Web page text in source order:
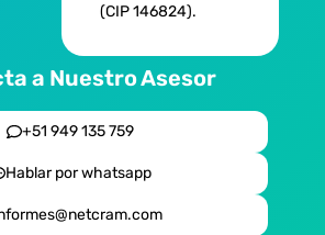
(CIP 146824).
a Nuestro Asesor
+51 949 135 759
Hablar por whatsapp